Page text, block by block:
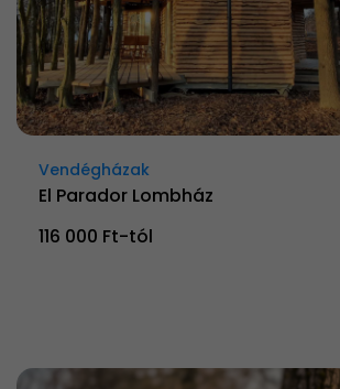
Vendégházak
El Parador Lombház
116 000 Ft-tól